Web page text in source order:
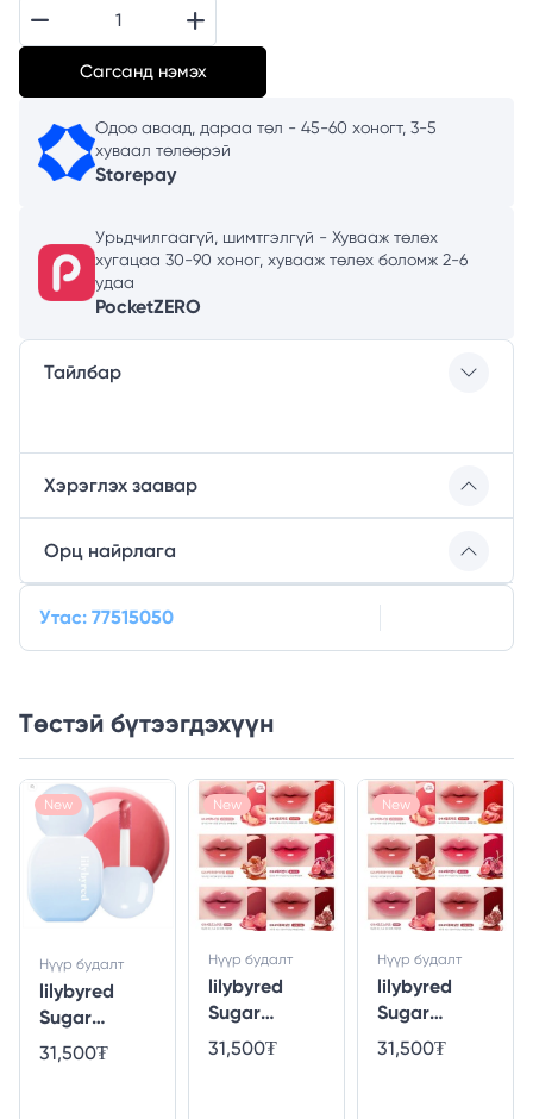
Сагсанд нэмэх
Одоо аваад, дараа төл - 45-60 хоногт, 3-5
хуваал төлөөрэй
Storepay
Урьдчилгаагүй, шимтгэлгүй - Хувааж төлөх
хугацаа 30-90 хоног, хувааж төлөх боломж 2-6
удаа
PocketZERO
Тайлбар
Хэрэглэх заавар
Орц найрлага
Утас: 77515050
Төстэй бүтээгдэхүүн
New
lilybyred
Sugar
Wrapping
Tint Gloss 08
Нүүр будалт
31,500₮
New
lilybyred
Sugar
Wrapping
Tint Gloss 06
Нүүр будалт
31,500₮
New
lilybyred
Sugar
Wrapping
Tint Gloss 04
Нүүр будалт
31,500₮